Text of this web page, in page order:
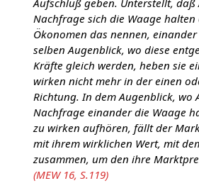
Aufschluß geben. Unterstellt,
Nachfrage sich die Waage halten
Ökonomen das nennen,
selben Augenblick, wo diese
Kräfte gleich werden, heben sie
wirken nicht mehr in der einen
Richtung. In dem Augenblick, wo
Nachfrage einander die Waage
zu wirken aufhören, fällt der
mit ihrem wirklichen Wert, mit
zusammen, um den ihre
(MEW 16, S.119)